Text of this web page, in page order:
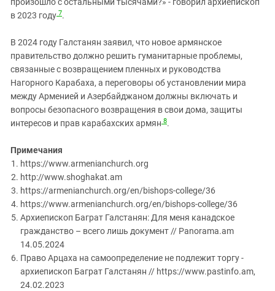
произошло с остальными тысячами?» - говорил архиепископ
в 2023 году 7.
В 2024 году Галстанян заявил, что новое армянское
правительство должно решить гуманитарные проблемы,
связанные с возвращением пленных и руководства
Нагорного Карабаха, а переговоры об установлении мира
между Арменией и Азербайджаном должны включать и
вопросы безопасного возвращения в свои дома, защиты
интересов и прав карабахских армян 8.
Примечания
https://www.armenianchurch.org
http://www.shoghakat.am
https://armenianchurch.org/en/bishops-college/36
https://www.armenianchurch.org/en/bishops-college/36
Архиепископ Баграт Галстанян: Для меня канадское
гражданство – всего лишь документ // Panorama.am
14.05.2024
Право Арцаха на самоопределение не подлежит торгу -
архиепископ Баграт Галстанян // https://www.pastinfo.am,
24.02.2023